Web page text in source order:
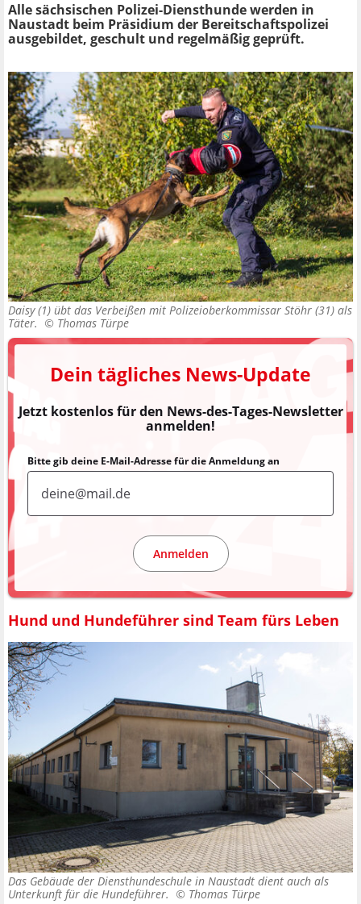
Alle sächsischen Polizei-Diensthunde werden in
Naustadt beim Präsidium der Bereitschaftspolizei
ausgebildet, geschult und regelmäßig geprüft.
Daisy (1) übt das Verbeißen mit Polizeioberkommissar Stöhr (31) als
Täter. © Thomas Türpe
Dein tägliches News-Update
Jetzt kostenlos für den News-des-Tages-Newsletter
anmelden!
Bitte gib deine E-Mail-Adresse für die Anmeldung an
Anmelden
Hund und Hundeführer sind Team fürs Leben
Das Gebäude der Diensthundeschule in Naustadt dient auch als
Unterkunft für die Hundeführer. © Thomas Türpe